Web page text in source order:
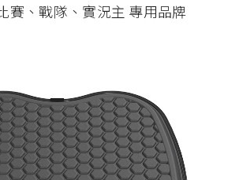
賽、戰隊、實況主 專用品牌